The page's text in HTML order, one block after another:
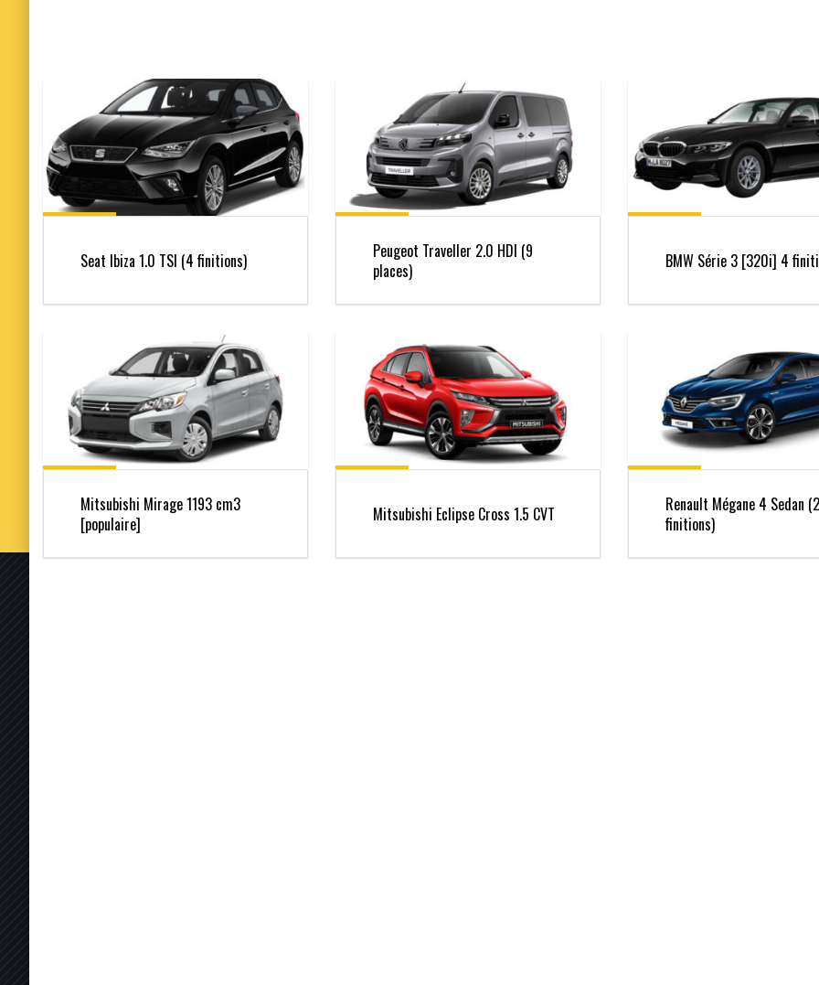
Seat Ibiza 1.0 TSI (4 finitions)
Peugeot Traveller 2.0 HDI (9
places)
BMW Série 3 [320i] 4
Mitsubishi Mirage 1193 cm3
[populaire]
Mitsubishi Eclipse Cross 1.5 CVT
Renault Mégane 4 Sedan (2
finitions)